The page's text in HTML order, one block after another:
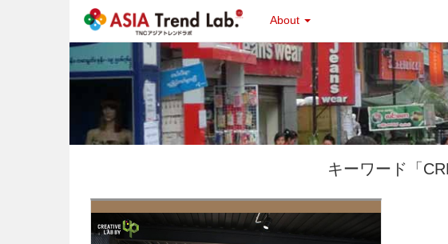
About
キーワード「